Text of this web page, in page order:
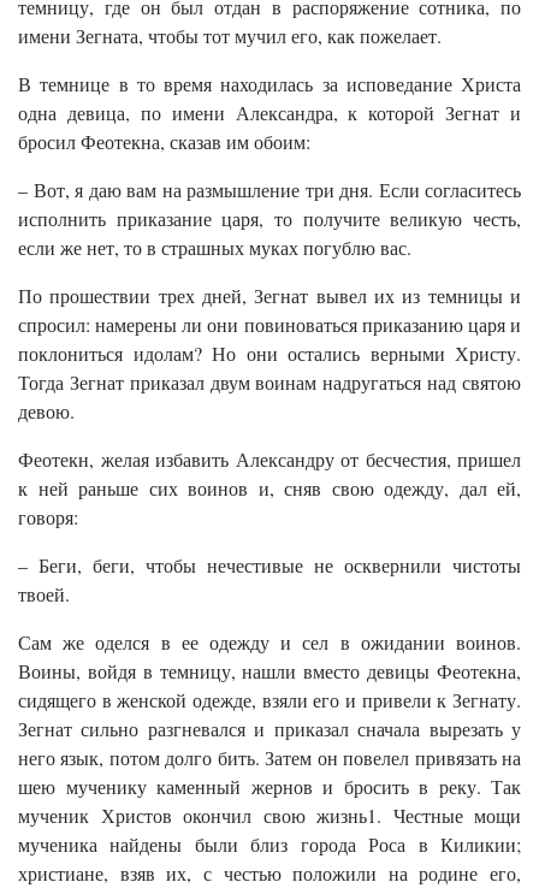
темницу, где он был отдан в распоряжение сотника, по
имени Зегната, чтобы тот мучил его, как пожелает.
В темнице в то время находилась за исповедание Христа
одна девица, по имени Александра, к которой Зегнат и
бросил Феотекна, сказав им обоим:
– Вот, я даю вам на размышление три дня. Если согласитесь
исполнить приказание царя, то получите великую честь,
если же нет, то в страшных муках погублю вас.
По прошествии трех дней, Зегнат вывел их из темницы и
спросил: намерены ли они повиноваться приказанию царя и
поклониться идолам? Но они остались верными Христу.
Тогда Зегнат приказал двум воинам надругаться над святою
девою.
Феотекн, желая избавить Александру от бесчестия, пришел
к ней раньше сих воинов и, сняв свою одежду, дал ей,
говоря:
– Беги, беги, чтобы нечестивые не осквернили чистоты
твоей.
Сам же оделся в ее одежду и сел в ожидании воинов.
Воины, войдя в темницу, нашли вместо девицы Феотекна,
сидящего в женской одежде, взяли его и привели к Зегнату.
Зегнат сильно разгневался и приказал сначала вырезать у
него язык, потом долго бить. Затем он повелел привязать на
шею мученику каменный жернов и бросить в реку. Так
мученик Христов окончил свою жизнь1. Честные мощи
мученика найдены были близ города Роса в Киликии;
христиане, взяв их, с честью положили на родине его,